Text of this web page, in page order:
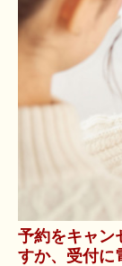
予約をキャン
すか、受付に